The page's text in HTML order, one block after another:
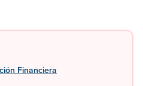
Financiera